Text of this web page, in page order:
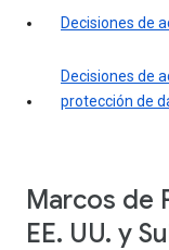
Decisiones de
Decisiones de
protección de
Marcos de
EE. UU. y